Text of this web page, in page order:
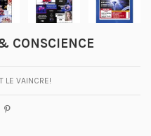
CONSCIENCE
LE VAINCRE!